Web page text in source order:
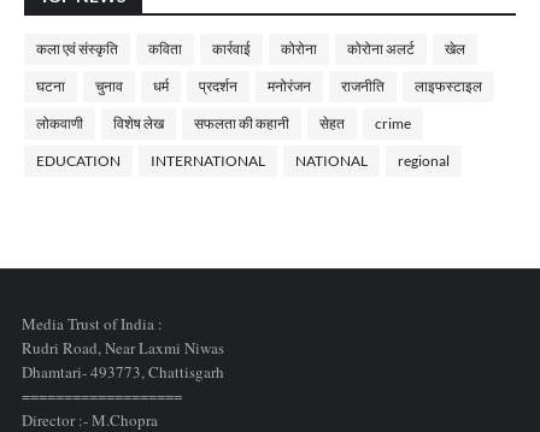
कला एवं संस्कृति कविता कार्रवाई कोरोना कोरोना अलर्ट खेल
घटना चुनाव धर्म प्रदर्शन मनोरंजन राजनीति लाइफस्टाइल
लोकवाणी विशेष लेख सफलता की कहानी सेहत crime
EDUCATION INTERNATIONAL NATIONAL regional
Media Trust of India :
Rudri Road, Near Laxmi Niwas
Dhamtari- 493773,Chattisgarh
===================
Director :- M.Chopra